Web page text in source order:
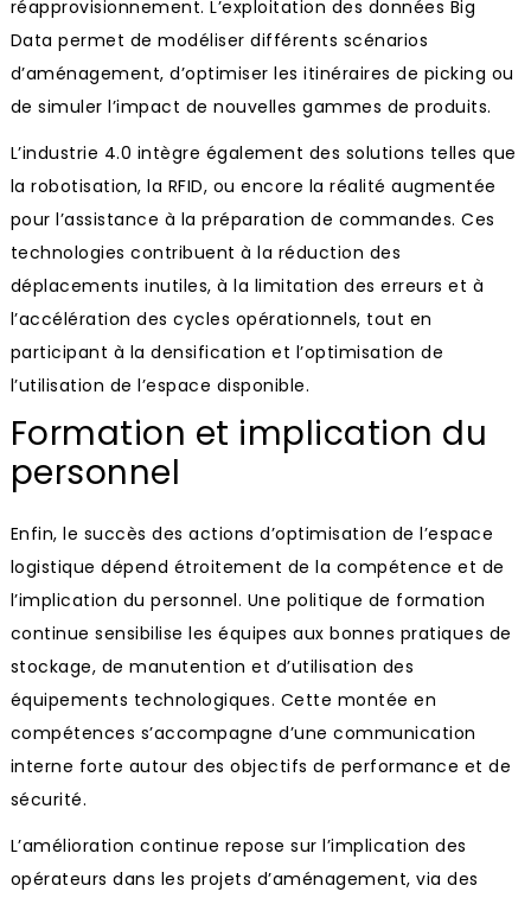
réapprovisionnement. L’exploitation des données Big
Data permet de modéliser différents scénarios
d’aménagement, d’optimiser les itinéraires de picking ou
de simuler l’impact de nouvelles gammes de produits.
L’industrie 4.0 intègre également des solutions telles que
la robotisation, la RFID, ou encore la réalité augmentée
pour l’assistance à la préparation de commandes. Ces
technologies contribuent à la réduction des
déplacements inutiles, à la limitation des erreurs et à
l’accélération des cycles opérationnels, tout en
participant à la densification et l’optimisation de
l’utilisation de l’espace disponible.
Formation et implication du
personnel
Enfin, le succès des actions d’optimisation de l’espace
logistique dépend étroitement de la compétence et de
l’implication du personnel. Une politique de formation
continue sensibilise les équipes aux bonnes pratiques de
stockage, de manutention et d’utilisation des
équipements technologiques. Cette montée en
compétences s’accompagne d’une communication
interne forte autour des objectifs de performance et de
sécurité.
L’amélioration continue repose sur l’implication des
opérateurs dans les projets d’aménagement, via des